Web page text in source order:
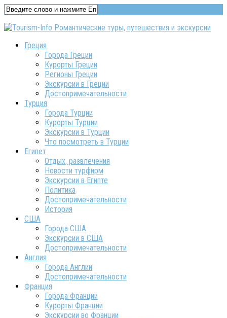
Греция
Города Греции
Курорты Греции
Регионы Греции
Экскурсии в Греции
Достопримечательности
Турция
Города Турции
Курорты Турции
Экскурсии в Турции
Что посмотреть в Турции
Египет
Отдых, развлечения
Новости турфирм
Экскурсии в Египте
Политика
Достопримечательности
История
США
Города США
Экскурсии в США
Достопримечательности
Англия
Города Англии
Достопримечательности
Франция
Города Франции
Курорты Франции
Экскурсии во Франции